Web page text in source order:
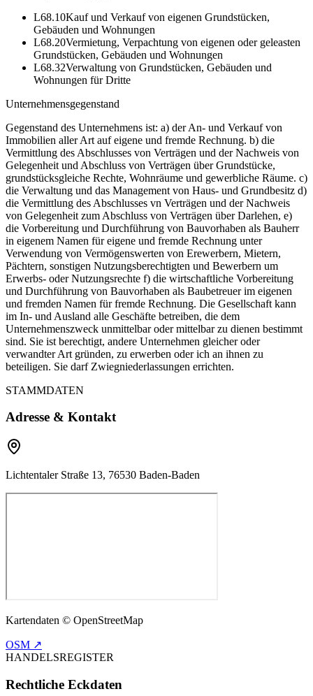
L68.10Kauf und Verkauf von eigenen Grundstücken,
Gebäuden und Wohnungen
L68.20Vermietung, Verpachtung von eigenen oder geleasten
Grundstücken, Gebäuden und Wohnungen
L68.32Verwaltung von Grundstücken, Gebäuden und
Wohnungen für Dritte
Unternehmensgegenstand
Gegenstand des Unternehmens ist: a) der An- und Verkauf von
Immobilien aller Art auf eigene und fremde Rechnung. b) die
Vermittlung des Abschlusses von Verträgen und der Nachweis von
Gelegenheit und Abschluss von Verträgen über Grundstücke,
grundstücksgleiche Rechte, Wohnräume und gewerbliche Räume. c)
die Verwaltung und das Management von Haus- und Grundbesitz d)
die Vermittlung des Abschlusses vn Verträgen und der Nachweis
von Gelegenheit zum Abschluss von Verträgen über Darlehen, e)
die Vorbereitung und Durchführung von Bauvorhaben als Bauherr
in eigenem Namen für eigene und fremde Rechnung unter
Verwendung von Vermögenswerten von Erewerbern, Mietern,
Pächtern, sonstigen Nutzungsberechtigten und Bewerbern um
Erwerbs- oder Nutzungsrechte f) die wirtschaftliche Vorbereitung
und Durchführung von Bauvorhaben als Baubetreuer im eigenen
und fremden Namen für fremde Rechnung. Die Gesellschaft kann
im In- und Ausland alle Geschäfte betreiben, die dem
Unternehmenszweck unmittelbar oder mittelbar zu dienen bestimmt
sind. Sie ist berechtigt, andere Unternehmen gleicher oder
verwandter Art gründen, zu erwerben oder ich an ihnen zu
beteiligen. Sie darf Zwiegniederlassungen errichten.
STAMMDATEN
Adresse & Kontakt
Lichtentaler Straße 13, 76530 Baden-Baden
Kartendaten © OpenStreetMap
OSM ↗
HANDELSREGISTER
Rechtliche Eckdaten